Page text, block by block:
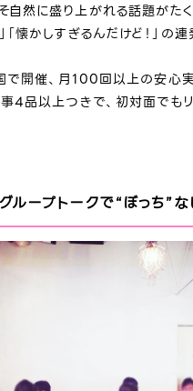
自然に盛り上がれる話題がたく
「懐かしすぎるんだけど！」の
で開催、月100回以上の安心
4品以上つきで、初対面でも
ループトークで“ぼっち”